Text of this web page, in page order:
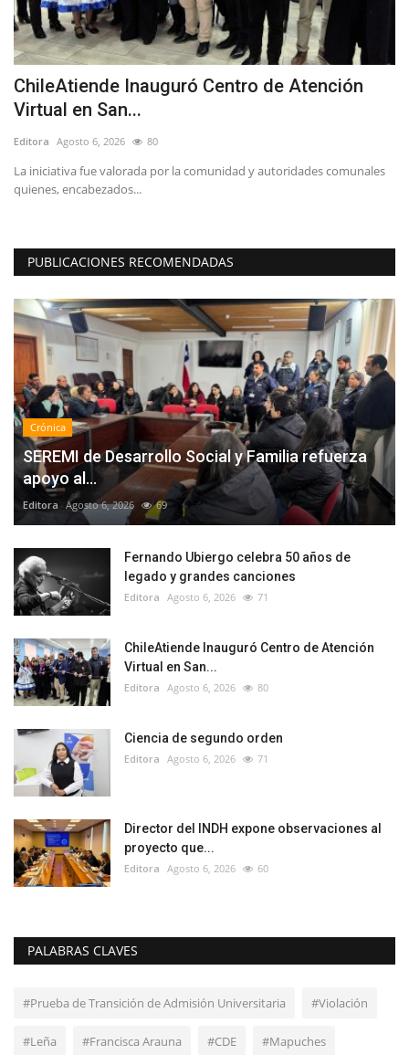
ChileAtiende Inauguró Centro de Atención
Virtual en San...
Editora Agosto 6, 2026 80
La iniciativa fue valorada por la comunidad y autoridades comunales
quienes, encabezados...
PUBLICACIONES RECOMENDADAS
Crónica
SEREMI de Desarrollo Social y Familia refuerza
apoyo al...
Editora Agosto 6, 2026 69
Fernando Ubiergo celebra 50 años de
legado y grandes canciones
Editora Agosto 6, 2026 71
ChileAtiende Inauguró Centro de Atención
Virtual en San...
Editora Agosto 6, 2026 80
Ciencia de segundo orden
Editora Agosto 6, 2026 71
Director del INDH expone observaciones al
proyecto que...
Editora Agosto 6, 2026 60
PALABRAS CLAVES
#Prueba de Transición de Admisión Universitaria #Violación
#Leña #Francisca Arauna #CDE #Mapuches